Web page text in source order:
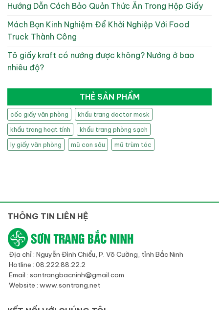
Hướng Dẫn Cách Bảo Quản Thức Ăn Trong Hộp Giấy
Mách Bạn Kinh Nghiệm Để Khởi Nghiệp Với Food
Truck Thành Công
Tô giấy kraft có nướng được không? Nướng ở bao
nhiêu độ?
THẺ SẢN PHẨM
cốc giấy văn phòng
khẩu trang doctor mask
khẩu trang hoạt tính
khẩu trang phòng sạch
ly giấy văn phòng
mũ con sâu mũ trùm tóc
THÔNG TIN LIÊN HỆ
Địa chỉ : Nguyễn Đình Chiểu, P. Võ Cường, tỉnh Bắc Ninh
Hotline : 08.222.88.22.2
Email : sontrangbacninh@gmail.com
Website : www.sontrang.net